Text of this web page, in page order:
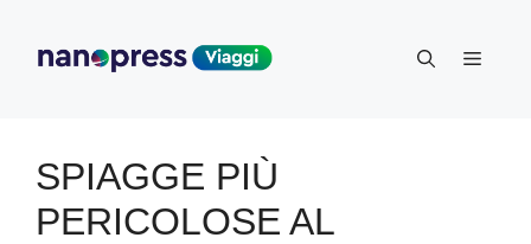
contenuto
Menu
SPIAGGE PIÙ
PERICOLOSE AL